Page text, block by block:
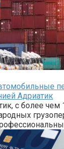
Адриатик
с более